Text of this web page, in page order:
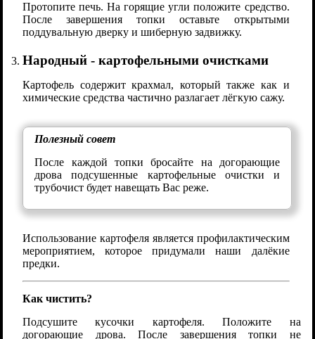
Протопите печь. На горящие угли положите средство.
После завершения топки оставьте открытыми
поддувальную дверку и шиберную задвижку.
Народный - картофельными очистками
Картофель содержит крахмал, который также как и
химические средства частично разлагает лёгкую сажу.
Полезный совет
После каждой топки бросайте на догорающие
дрова подсушенные картофельные очистки и
трубочист будет навещать Вас реже.
Использование картофеля является профилактическим
мероприятием, которое придумали наши далёкие
предки.
Как чистить?
Подсушите кусочки картофеля. Положите на
догорающие дрова. После завершения топки не